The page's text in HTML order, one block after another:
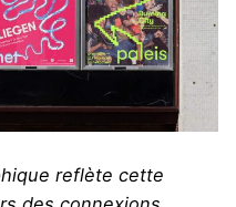
reflète cette